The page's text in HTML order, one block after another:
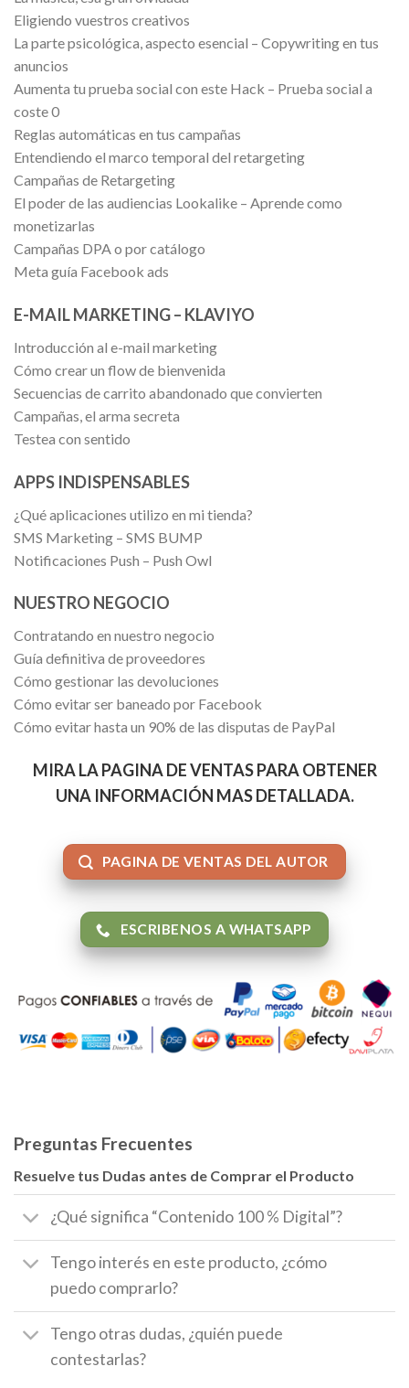
Eligiendo vuestros creativos
La parte psicológica, aspecto esencial – Copywriting en tus
anuncios
Aumenta tu prueba social con este Hack – Prueba social a
coste 0
Reglas automáticas en tus campañas
Entendiendo el marco temporal del retargeting
Campañas de Retargeting
El poder de las audiencias Lookalike – Aprende como
monetizarlas
Campañas DPA o por catálogo
Meta guía Facebook ads
E-MAIL MARKETING – KLAVIYO
Introducción al e-mail marketing
Cómo crear un flow de bienvenida
Secuencias de carrito abandonado que convierten
Campañas, el arma secreta
Testea con sentido
APPS INDISPENSABLES
¿Qué aplicaciones utilizo en mi tienda?
SMS Marketing – SMS BUMP
Notificaciones Push – Push Owl
NUESTRO NEGOCIO
Contratando en nuestro negocio
Guía definitiva de proveedores
Cómo gestionar las devoluciones
Cómo evitar ser baneado por Facebook
Cómo evitar hasta un 90% de las disputas de PayPal
MIRA LA PAGINA DE VENTAS PARA OBTENER
UNA INFORMACIÓN MAS DETALLADA.
PAGINA DE VENTAS DEL AUTOR
ESCRIBENOS A WHATSAPP
Preguntas Frecuentes
Resuelve tus Dudas antes de Comprar el Producto
¿Qué significa “Contenido 100 % Digital”?
Tengo interés en este producto, ¿cómo
puedo comprarlo?
Tengo otras dudas, ¿quién puede
contestarlas?